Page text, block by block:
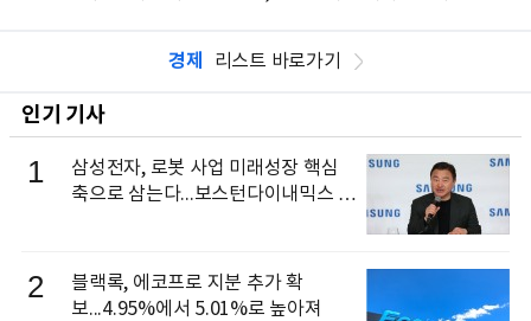
경제 리스트 바로가기
인기 기사
1
삼성전자, 로봇 사업 미래성장 핵심
축으로 삼는다...보스턴다이내믹스 출
2
블랙록, 에코프로 지분 추가 확
보...4.95%에서 5.01%로 높아져